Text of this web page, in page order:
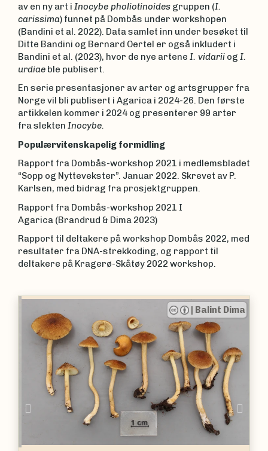
av en ny art i Inocybe pholiotinoides gruppen (I.
carissima) funnet på Dombås under workshopen
(Bandini et al. 2022). Data samlet inn under besøket til
Ditte Bandini og Bernard Oertel er også inkludert i
Bandini et al. (2023), hvor de nye artene I. vidarii og I.
urdiae ble publisert.
En serie presentasjoner av arter og artsgrupper fra
Norge vil bli publisert i Agarica i 2024-26. Den første
artikkelen kommer i 2024 og presenterer 99 arter
fra slekten Inocybe.
Populærvitenskapelig formidling
Rapport fra Dombås-workshop 2021 i medlemsbladet
“Sopp og Nyttevekster”. Januar 2022. Skrevet av P.
Karlsen, med bidrag fra prosjektgruppen.
Rapport fra Dombås-workshop 2021 I
Agarica (Brandrud & Dima 2023)
Rapport til deltakere på workshop Dombås 2022, med
resultater fra DNA-strekkoding, og rapport til
deltakere på Kragerø-Skåtøy 2022 workshop.
|Balint Dima
Previous